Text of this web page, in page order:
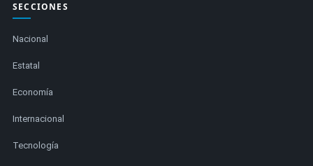
SECCIONES
Nacional
Estatal
Economía
Internacional
Tecnología